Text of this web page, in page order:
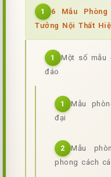
1
6 Mẫu
Tưởng Nội Thất
1
Một số mẫu
đáo
1
Mẫu
đại
2
Mẫu
phong cách